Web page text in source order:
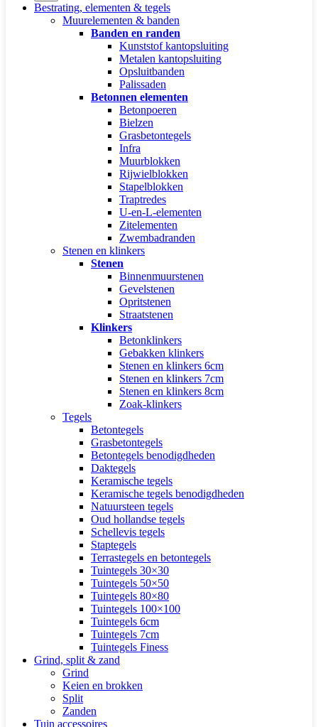
Bestrating, elementen & tegels
Muurelementen & banden
Banden en randen
Kunststof kantopsluiting
Metalen kantopsluiting
Opsluitbanden
Palissaden
Betonnen elementen
Betonpoeren
Bielzen
Grasbetontegels
Infra
Muurblokken
Rijwielblokken
Stapelblokken
Traptredes
U-en-L-elementen
Zitelementen
Zwembadranden
Stenen en klinkers
Stenen
Binnenmuurstenen
Gevelstenen
Opritstenen
Straatstenen
Klinkers
Betonklinkers
Gebakken klinkers
Stenen en klinkers 6cm
Stenen en klinkers 7cm
Stenen en klinkers 8cm
Zoak-klinkers
Tegels
Betontegels
Grasbetontegels
Betontegels benodigdheden
Daktegels
Keramische tegels
Keramische tegels benodigdheden
Natuursteen tegels
Oud hollandse tegels
Schellevis tegels
Staptegels
Terrastegels en betontegels
Tuintegels 30×30
Tuintegels 50×50
Tuintegels 80×80
Tuintegels 100×100
Tuintegels 6cm
Tuintegels 7cm
Tuintegels Finess
Grind, split & zand
Grind
Keien en brokken
Split
Zanden
Tuin accessoires